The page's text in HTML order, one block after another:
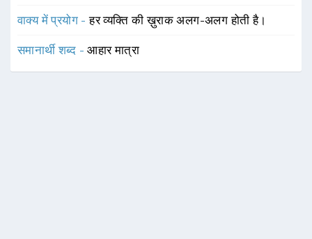
वाक्य में प्रयोग -हर व्यक्ति की ख़ुराक अलग-अलग होती है।
समानार्थी शब्द -आहार मात्रा